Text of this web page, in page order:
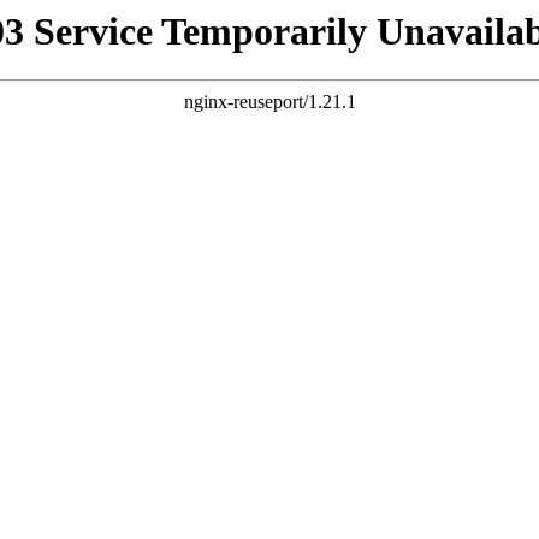
Service Temporarily
nginx-reuseport/1.21.1